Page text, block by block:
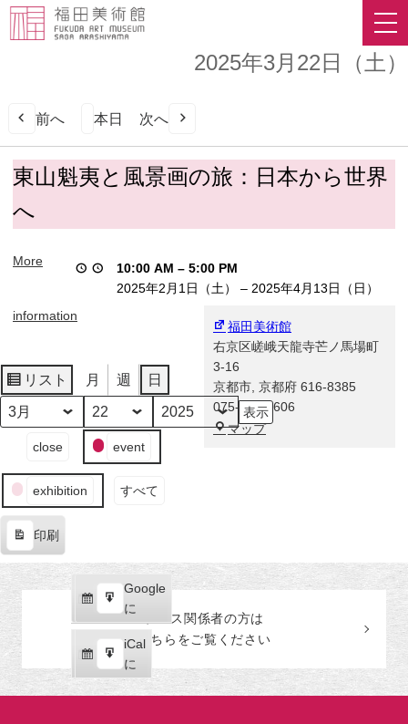
2025年3月22日（土）
前へ 本日 次へ
東
山
魁
夷
風
画
日
本
か
ら
界
へ
東山魁夷と風景画の旅：日本から世界
へ
10:00 AM – 5:00 PM
2025年2月1日（土）
– 2025年4月13日（日）
福田美術館
右京区嵯峨天龍寺芒ノ馬場町
3-16
京都市 京都府 616-8385
075-863-0606
マップ福
More
information
リスト
表
示
月 週 日
月
日
年
ン
の
テ
リ
ー
close event
exhibition すべて
印刷
示
Google
で
購
読
iCal
で
購
読
Google
に
エ
ク
ス
ポ
iCal
に
エ
ク
プレス関係者の方は
こちらをご覧ください